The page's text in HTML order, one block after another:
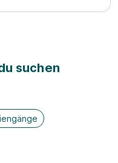
suchen